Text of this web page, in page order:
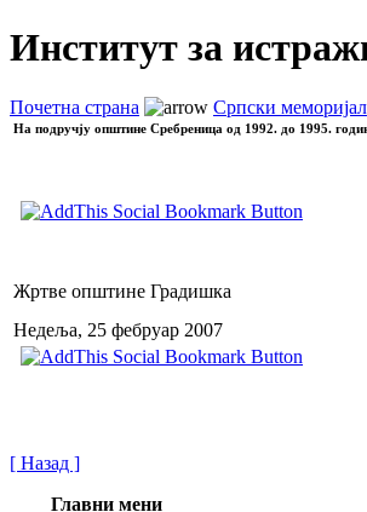
Институт за
Почетна страна Српски меморијал
На подручју општине Сребреница од 1992. до 1995.
Жртве општине Градишка
Недеља, 25 фебруар 2007
[ Назад ]
Главни мени